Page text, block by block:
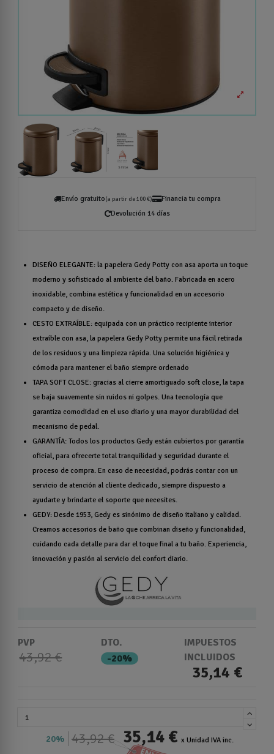
Envío gratuito(a partir de 100 €)
Financia tu compra
Devolución 14 días
DISEÑO ELEGANTE: la papelera Gedy Potty con asa aporta un toque
moderno y sofisticado al ambiente del baño. Fabricada en acero
inoxidable, combina estética y funcionalidad en un accesorio
compacto y de diseño.
CESTO EXTRAÍBLE: equipada con un práctico recipiente interior
extraíble con asa, la papelera Gedy Potty permite una fácil retirada
de los residuos y una limpieza rápida. Una solución higiénica y
cómoda para mantener el baño siempre ordenado
TAPA SOFT CLOSE: gracias al cierre amortiguado soft close, la tapa
se baja suavemente sin ruidos ni golpes. Una tecnología que
garantiza comodidad en el uso diario y una mayor durabilidad del
mecanismo de pedal.
GARANTÍA: Todos los productos Gedy están cubiertos por garantía
oficial, para ofrecerte total tranquilidad y seguridad durante el
proceso de compra. En caso de necesidad, podrás contar con un
servicio de atención al cliente dedicado, siempre dispuesto a
ayudarte y brindarte el soporte que necesites.
GEDY: Desde 1953, Gedy es sinónimo de diseño italiano y calidad.
Creamos accesorios de baño que combinan diseño y funcionalidad,
cuidando cada detalle para dar el toque final a tu baño. Experiencia,
innovación y pasión al servicio del confort diario.
PVP
43,92 €
DTO.
-20%
IMPUESTOS
INCLUIDOS
35,14 €
20% 43,92 € 35,14 € x Unidad IVA inc.